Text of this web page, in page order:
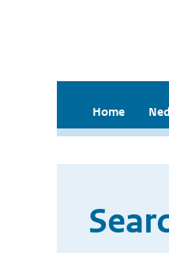
Home